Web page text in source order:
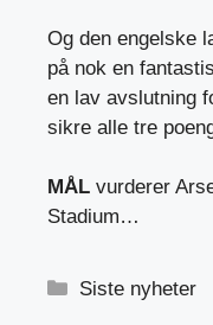
Og den engelske
på nok en
en lav avslutning
sikre alle tre
MÅL vurderer
Stadium…
Kategorier
Siste nyheter